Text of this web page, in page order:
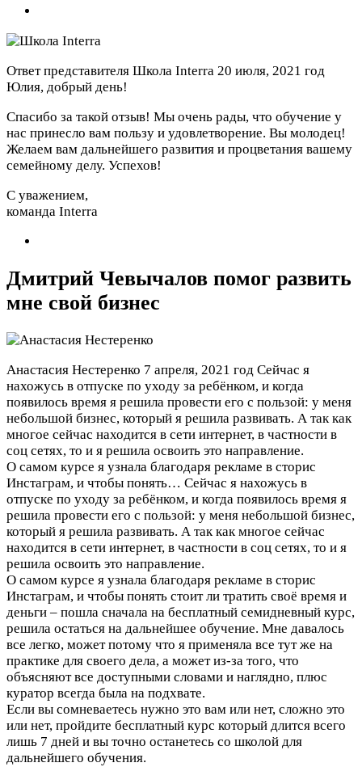
Ответ представителя Школа Interra 20 июля, 2021 год
Юлия, добрый день!
Спасибо за такой отзыв! Мы очень рады, что обучение у
нас принесло вам пользу и удовлетворение. Вы молодец!
Желаем вам дальнейшего развития и процветания вашему
семейному делу. Успехов!
С уважением,
команда Interra
Дмитрий Чевычалов помог развить
мне свой бизнес
Анастасия Нестеренко 7 апреля, 2021 год Сейчас я
нахожусь в отпуске по уходу за ребёнком, и когда
появилось время я решила провести его с пользой: у меня
небольшой бизнес, который я решила развивать. А так как
многое сейчас находится в сети интернет, в частности в
соц сетях, то и я решила освоить это направление.
О самом курсе я узнала благодаря рекламе в сторис
Инстаграм, и чтобы понять… Сейчас я нахожусь в
отпуске по уходу за ребёнком, и когда появилось время я
решила провести его с пользой: у меня небольшой бизнес,
который я решила развивать. А так как многое сейчас
находится в сети интернет, в частности в соц сетях, то и я
решила освоить это направление.
О самом курсе я узнала благодаря рекламе в сторис
Инстаграм, и чтобы понять стоит ли тратить своё время и
деньги – пошла сначала на бесплатный семидневный курс,
решила остаться на дальнейшее обучение. Мне давалось
все легко, может потому что я применяла все тут же на
практике для своего дела, а может из-за того, что
объясняют все доступными словами и наглядно, плюс
куратор всегда была на подхвате.
Если вы сомневаетесь нужно это вам или нет, сложно это
или нет, пройдите бесплатный курс который длится всего
лишь 7 дней и вы точно останетесь со школой для
дальнейшего обучения.